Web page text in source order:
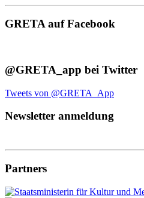
GRETA auf Facebook
@GRETA_app bei Twitter
Tweets von @GRETA_App
Newsletter anmeldung
Partners